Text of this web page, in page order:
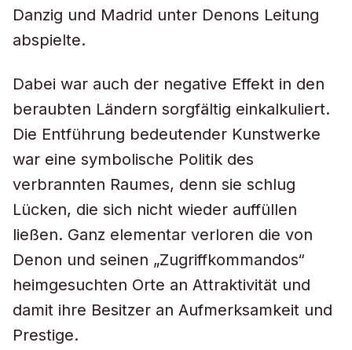
Danzig und Madrid unter Denons Leitung
abspielte.
Dabei war auch der negative Effekt in den
beraubten Ländern sorgfältig einkalkuliert.
Die Entführung bedeutender Kunstwerke
war eine symbolische Politik des
verbrannten Raumes, denn sie schlug
Lücken, die sich nicht wieder auffüllen
ließen. Ganz elementar verloren die von
Denon und seinen „Zugriffkommandos“
heimgesuchten Orte an Attraktivität und
damit ihre Besitzer an Aufmerksamkeit und
Prestige.